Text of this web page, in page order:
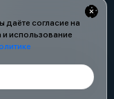
даёте согласие на
использование